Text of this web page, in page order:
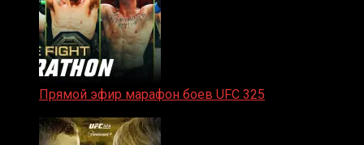
Прямой эфир марафон боев UFC 325